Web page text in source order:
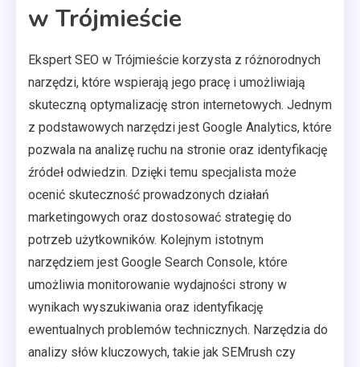
w Trójmieście
Ekspert SEO w Trójmieście korzysta z różnorodnych
narzędzi, które wspierają jego pracę i umożliwiają
skuteczną optymalizację stron internetowych. Jednym
z podstawowych narzędzi jest Google Analytics, które
pozwala na analizę ruchu na stronie oraz identyfikację
źródeł odwiedzin. Dzięki temu specjalista może
ocenić skuteczność prowadzonych działań
marketingowych oraz dostosować strategię do
potrzeb użytkowników. Kolejnym istotnym
narzędziem jest Google Search Console, które
umożliwia monitorowanie wydajności strony w
wynikach wyszukiwania oraz identyfikację
ewentualnych problemów technicznych. Narzędzia do
analizy słów kluczowych, takie jak SEMrush czy